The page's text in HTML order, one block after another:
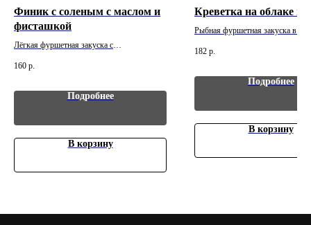
Финик с соленым с маслом и
фисташкой
Лёгкая фуршетная закуска с
указана за 1 шт. Минимальный заказ - 10
160 р.
Подробнее
В корзину
Креветка на облаке из
Рыбная фуршетная закуска в
за 1 шт. Минимальный заказ -
182 р.
Подробнее
В корзину
Доставочка